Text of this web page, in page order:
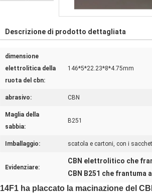
Descrizione di prodotto dettagliata
dimensione
elettrolitica della
ruota del cbn:
146*5*22.23*8*4.75mm
abrasivo: CBN
Maglia della
sabbia:
B251
Imballaggio: scatola e cartoni, con i
Evidenziare:
CBN elettrolitico che
CBN B251 che frantuma
14F1 ha placcato la macinazione del